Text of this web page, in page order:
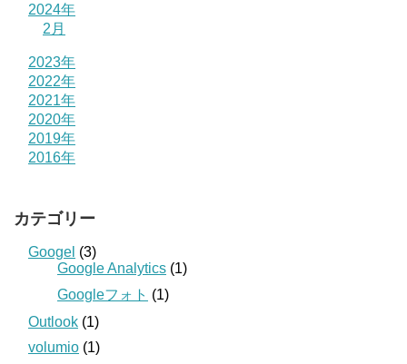
2024年
2月
2023年
2022年
2021年
2020年
2019年
2016年
カテゴリー
Googel (3)
Google Analytics (1)
Googleフォト (1)
Outlook (1)
volumio (1)